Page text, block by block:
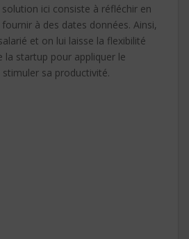
ici consiste à réfléchir en
à des dates données. Ainsi,
et on lui laisse la flexibilité
la startup pour appliquer le
sa productivité.